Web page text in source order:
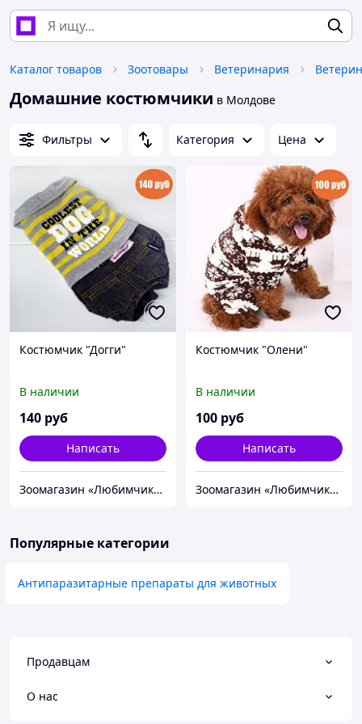
Каталог товаров Зоотовары Ветеринария
Домашние костюмчики в Молдове
Фильтры Категория Цена
Костюмчик "Догги"
В наличии
140 руб
Написать
Зоомагазин «Любимчик» г. Тирасполь
Костюмчик "Олени"
В наличии
100 руб
Написать
Зоомагазин «Любимчик» г. Тирасполь
Популярные категории
Антипаразитарные препараты для животных
Продавцам
О нас